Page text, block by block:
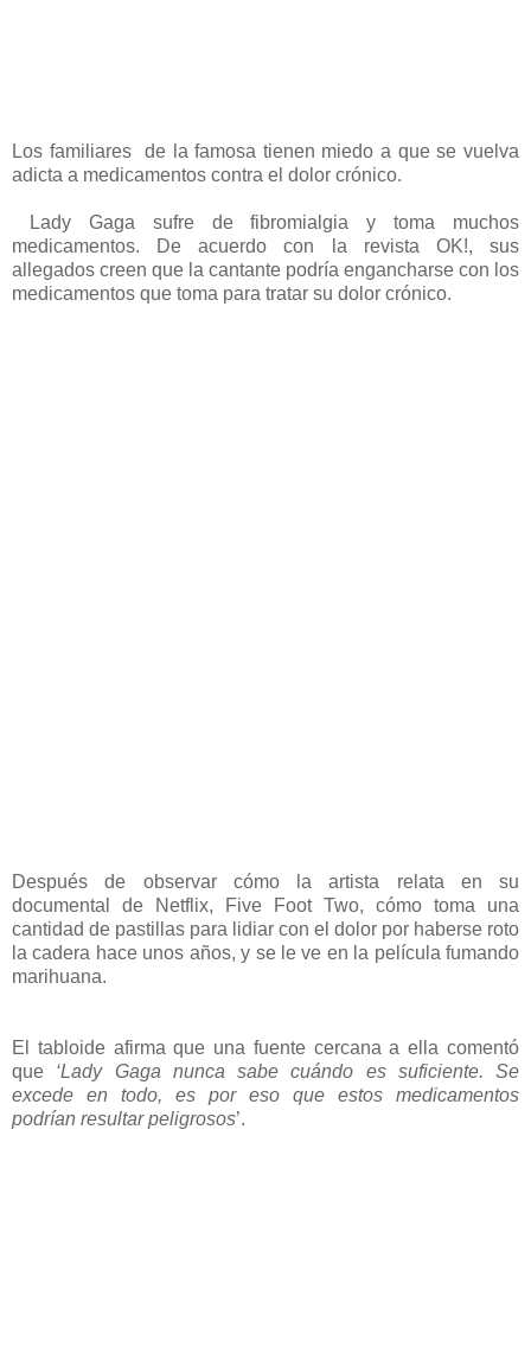
Los familiares de la famosa tienen miedo a que se vuelva
adicta a medicamentos contra el dolor crónico.
Lady Gaga sufre de fibromialgia y toma muchos
medicamentos. De acuerdo con la revista OK!, sus
allegados creen que la cantante podría engancharse con los
medicamentos que toma para tratar su dolor crónico.
Después de observar cómo la artista relata en su
documental de Netflix, Five Foot Two, cómo toma una
cantidad de pastillas para lidiar con el dolor por haberse roto
la cadera hace unos años, y se le ve en la película fumando
marihuana.
El tabloide afirma que una fuente cercana a ella comentó
que ‘Lady Gaga nunca sabe cuándo es suficiente. Se
excede en todo, es por eso que estos medicamentos
podrían resultar peligrosos’.